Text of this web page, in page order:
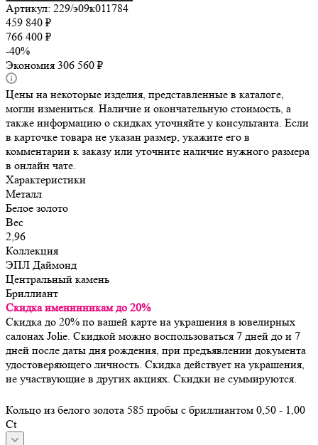
Артикул: 229/э09к011784
459 840 ₽
766 400 ₽
-40%
Экономия 306 560 ₽
Цены на некоторые изделия, представленные в каталоге,
могли измениться. Наличие и окончательную стоимость, а
также информацию о скидках уточняйте у консультанта. Если
в карточке товара не указан размер, укажите его в
комментарии к заказу или уточните наличие нужного размера
в онлайн чате.
Характеристики
Металл
Белое золото
Вес
2,96
Коллекция
ЭПЛ Даймонд
Центральный камень
Бриллиант
Скидка именинникам до 20%
Скидка до 20% по вашей карте на украшения в ювелирных
салонах Jolie. Скидкой можно воспользоваться 7 дней до и 7
дней после даты дня рождения, при предъявлении документа
удостоверяющего личность. Скидка действует на украшения,
не участвующие в других акциях. Скидки не суммируются.
Кольцо из белого золота 585 пробы с бриллиантом 0,50 - 1,00
Ct